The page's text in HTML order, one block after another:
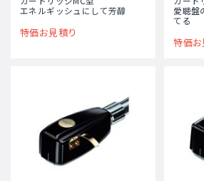
エネルギッシュにして芳醇
特価お見積り
愛聴盤
てる
特価お